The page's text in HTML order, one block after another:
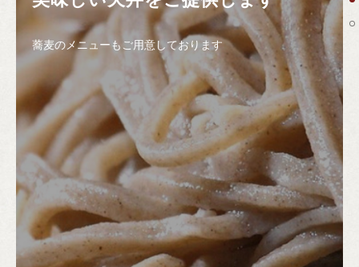
蕎麦のメニューもご用意しております